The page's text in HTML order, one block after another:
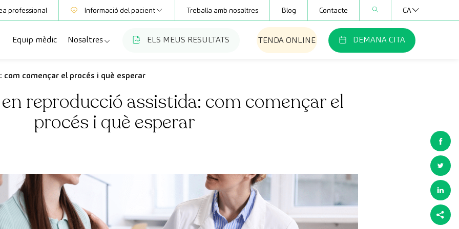
professional Informació del pacient
Mútues
Club CreuBlanca
Treballa amb nosaltres Blog Contacte CA
diagnòstiques
mèdiques
Equip mèdic Nosaltres
Qui som
Treballa amb nosaltres
Blog
Preguntes freqüents
ELS MEUS RESULTATS TENDA ONLINE DEMANA CITA
començar el procés i què esperar
reproducció assistida: com començar el
procés i què esperar